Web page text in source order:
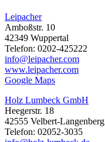
Leipacher
Amboßstr. 10
42349 Wuppertal
Telefon: 0202-425222
info@leipacher.com
www.leipacher.com
Google Maps
Holz Lumbeck GmbH
Heegerstr. 18
42555 Velbert-Langenberg
Telefon: 02052-3035